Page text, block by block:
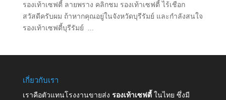
รองเท้าเซฟตี้ ลายพราง คลิกชม รองเท้าเซฟตี้ ไร้เชือก
สวัสดีครับผม ถ้าหากคุณอยู่ในจังหวัดบุรีรัมย์ และกำลังสนใจ
รองเท้าเซฟตี้บุรีรัมย์ ...
เกี่ยวกับเรา
เราคือตัวแทนโรงงานขายส่ง รองเท้าเซฟตี้ ในไทย ซึ่งมี